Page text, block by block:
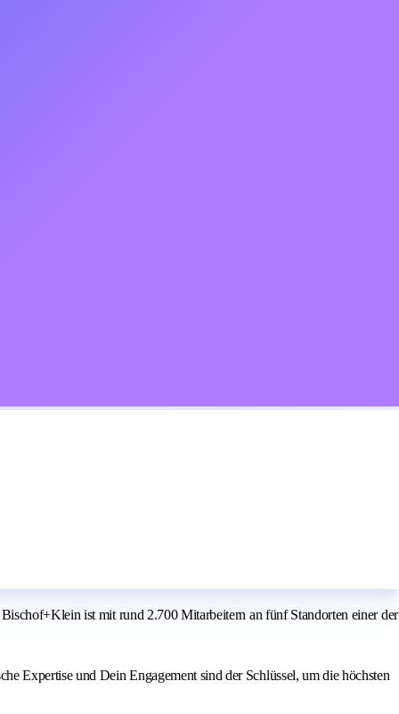
ist mit rund 2.700 Mitarbeitern an fünf Standorten einer der
Expertise und Dein Engagement sind der Schlüssel, um die höchsten